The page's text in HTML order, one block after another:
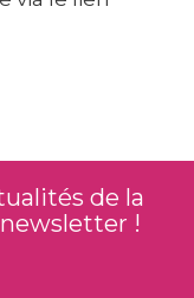
de la
newsletter !